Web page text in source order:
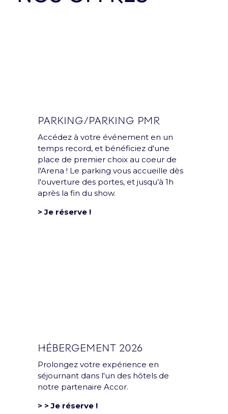
Nos Partenaires
salle du groupe Paris
Entertainment
Company
PARKING/PARKING PMR
Accédez à votre événement en un
temps record, et bénéficiez d'une
place de premier choix au coeur de
l'Arena ! Le parking vous accueille dès
l'ouverture des portes, et jusqu’à 1h
après la fin du show.
> Je réserve !
HÉBERGEMENT 2026
Prolongez votre expérience en
séjournant dans l'un des hôtels de
notre partenaire Accor.
> > Je réserve !